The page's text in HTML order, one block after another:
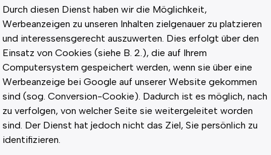
Durch diesen Dienst haben wir die Möglichkeit,
Werbeanzeigen zu unseren Inhalten zielgenauer zu platzieren
und interessensgerecht auszuwerten. Dies erfolgt über den
Einsatz von Cookies (siehe B. 2.), die auf Ihrem
Computersystem gespeichert werden, wenn sie über eine
Werbeanzeige bei Google auf unserer Website gekommen
sind (sog. Conversion-Cookie). Dadurch ist es möglich, nach
zu verfolgen, von welcher Seite sie weitergeleitet worden
sind. Der Dienst hat jedoch nicht das Ziel, Sie persönlich zu
identifizieren.